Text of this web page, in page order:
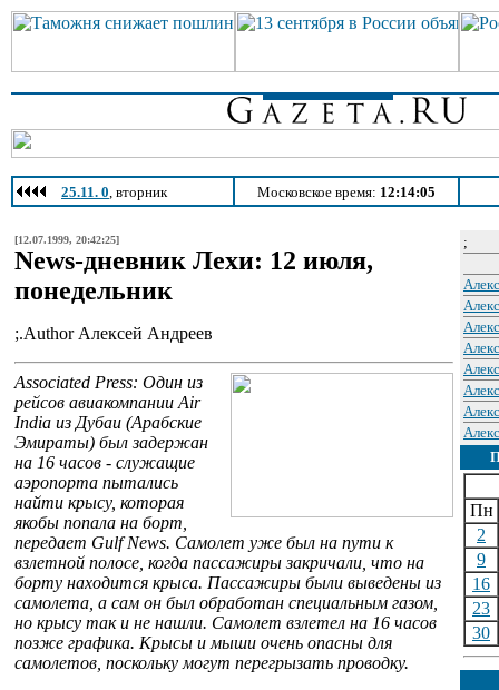
25.11. 0, вторник Московское время: 12:14:05
[12.07.1999, 20:42:25]
News-дневник Лехи: 12 июля,
понедельник
;.Author Алексей Андреев
Associated Press: Один из
рейсов авиакомпании Air
India из Дубаи (Арабские
Эмираты) был задержан
на 16 часов - служащие
аэропорта пытались
найти крысу, которая
якобы попала на борт,
передает Gulf News. Самолет уже был на пути к
взлетной полосе, когда пассажиры закричали, что на
борту находится крыса. Пассажиры были выведены из
самолета, а сам он был обработан специальным газом,
но крысу так и не нашли. Самолет взлетел на 16 часов
позже графика. Крысы и мыши очень опасны для
самолетов, поскольку могут перегрызать проводку.
;
Пн
2
9
16
23
30